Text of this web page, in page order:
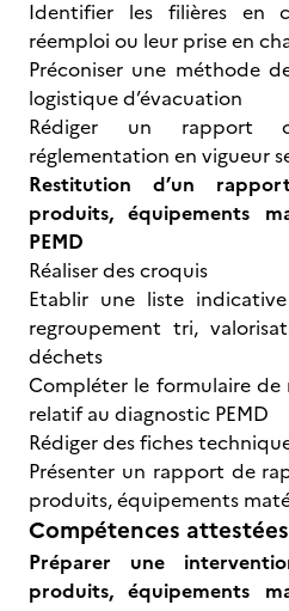
Identifier les filières en
réemploi ou leur prise en
Préconiser une méthode
logistique d’évacuation
Rédiger un rapport
réglementation en vigueur
Restitution d’un
produits, équipements
PEMD
Réaliser des croquis
Etablir une liste
regroupement tri,
déchets
Compléter le formulaire
relatif au diagnostic PEMD
Rédiger des fiches
Présenter un rapport de
produits, équipements
Compétences
Préparer une
produits, équipements